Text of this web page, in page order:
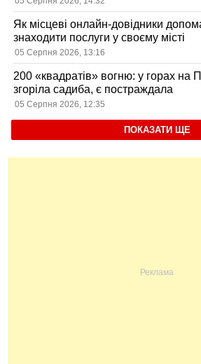
Як місцеві онлайн-довідники
знаходити послуги у своєму місті
05 Серпня 2026, 13:16
200 «квадратів» вогню: у горах на
згоріла садиба, є постраждала
05 Серпня 2026, 12:35
ПОКАЗАТИ ЩЕ